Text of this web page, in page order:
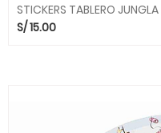
STICKERS TABLERO
S/15.00